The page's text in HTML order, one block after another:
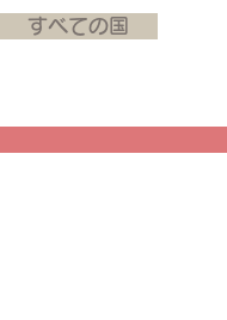
すべての国